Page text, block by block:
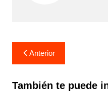
Navegación
de
entradas
Anterior
También te puede